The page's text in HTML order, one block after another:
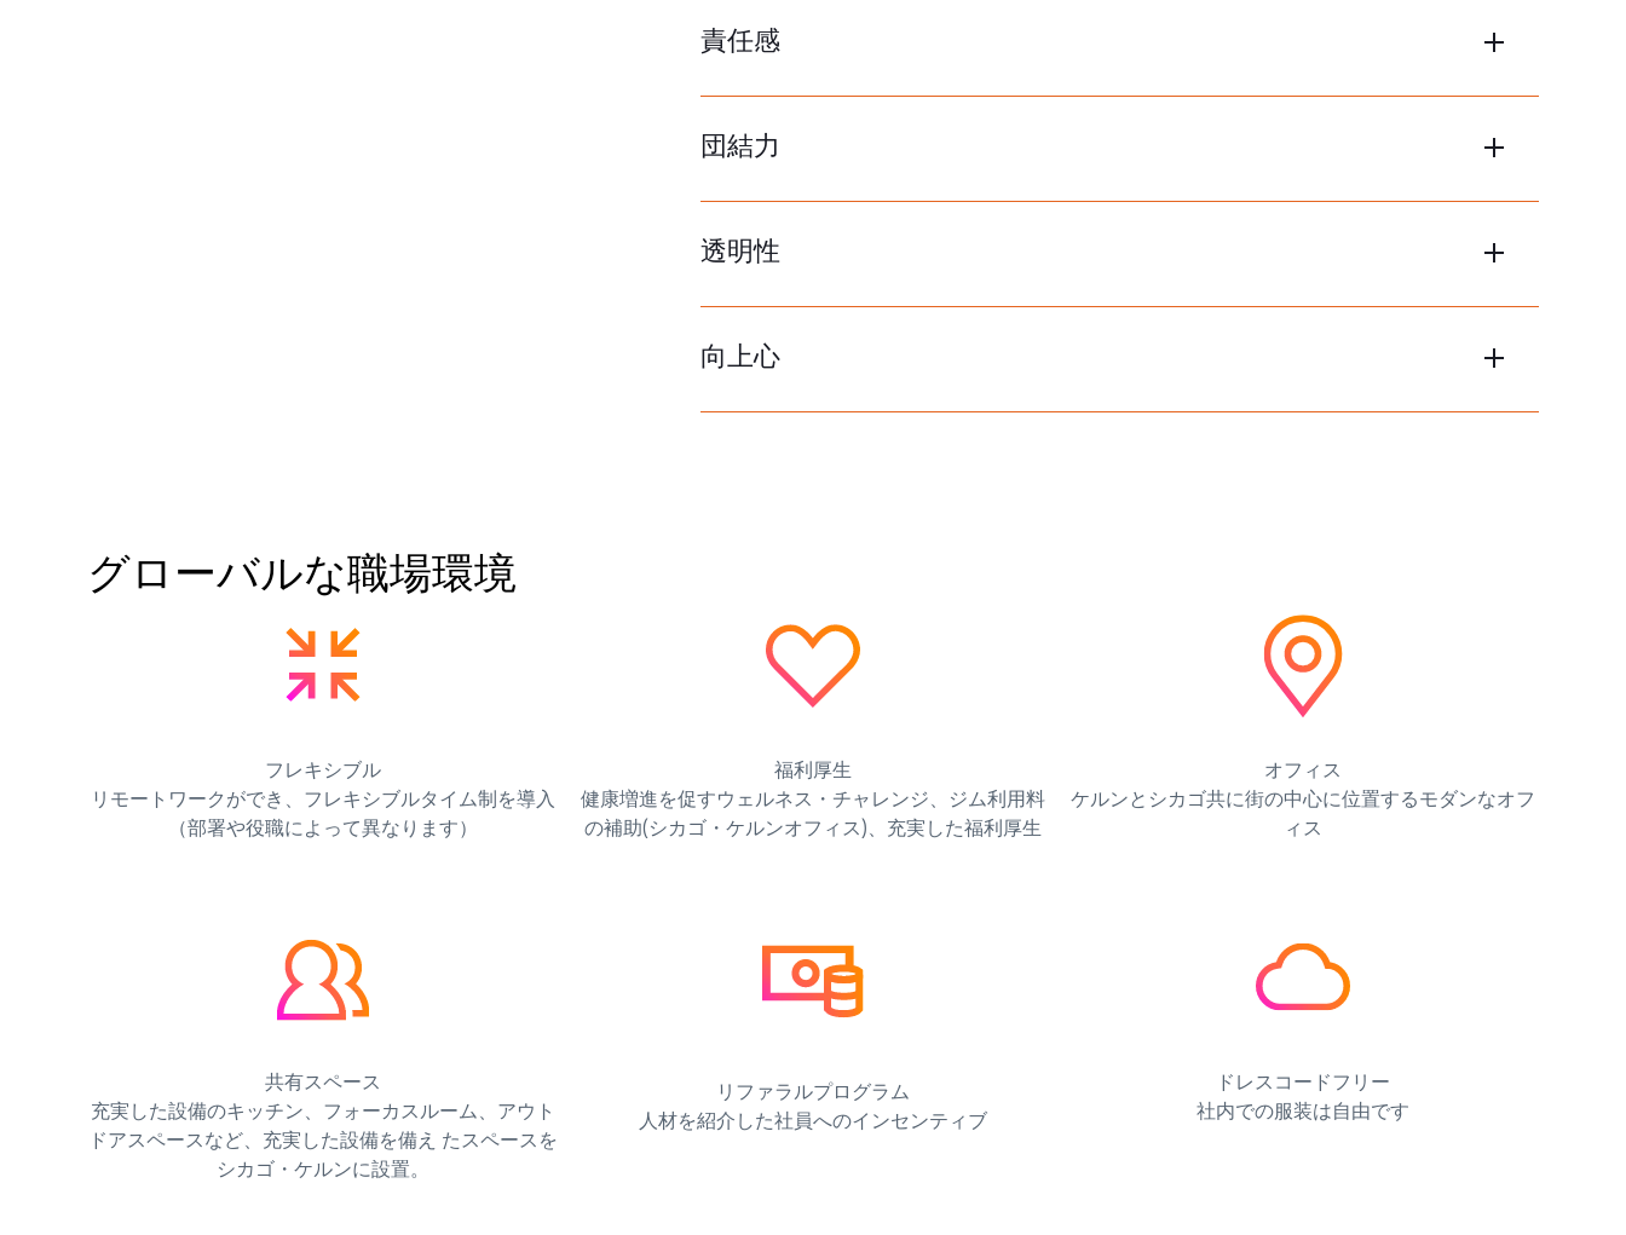
グローバルな職場環境
フレキシブル
リモートワークができ、フレキシブルタイム制を導入
（部署や役職によって異なります）
福利厚生
健康増進を促すウェルネス・チャレンジ、ジム利用料
の補助(シカゴ・ケルンオフィス)、充実した福利厚生
オフィス
ケルンとシカゴ共に街の中心に位置するモダンなオフ
ィス
共有スペース
充実した設備のキッチン、フォーカスルーム、アウト
ドアスペースなど、充実した設備を備え たスペースを
シカゴ・ケルンに設置。
リファラルプログラム
人材を紹介した社員へのインセンティブ
ドレスコードフリー
社内での服装は自由です